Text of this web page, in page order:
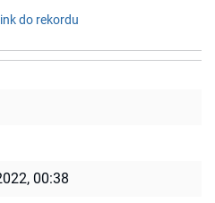
do rekordu
00:38